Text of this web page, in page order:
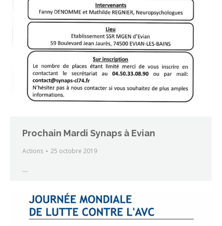
Prochain Mardi Synaps à Evian
Actions 25 octobre 2019
…